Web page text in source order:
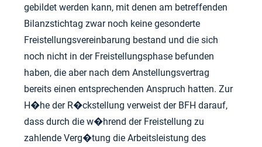
gebildet werden kann, mit denen am betreffenden
Bilanzstichtag zwar noch keine gesonderte
Freistellungsvereinbarung bestand und die sich
noch nicht in der Freistellungsphase befunden
haben, die aber nach dem Anstellungsvertrag
bereits einen entsprechenden Anspruch hatten. Zur
H�he der R�ckstellung verweist der BFH darauf,
dass durch die w�hrend der Freistellung zu
zahlende Verg�tung die Arbeitsleistung des